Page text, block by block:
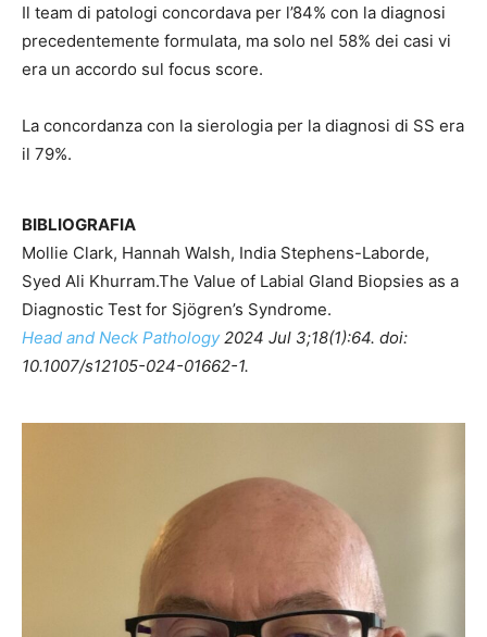
Il team di patologi concordava per l’84% con la diagnosi
precedentemente formulata, ma solo nel 58% dei casi vi
era un accordo sul focus score.
La concordanza con la sierologia per la diagnosi di SS era
il 79%.
BIBLIOGRAFIA
Mollie Clark, Hannah Walsh, India Stephens-Laborde,
Syed Ali Khurram.The Value of Labial Gland Biopsies as a
Diagnostic Test for Sjögren’s Syndrome.
Head and Neck Pathology2024 Jul 3;18(1):64. doi:
10.1007/s12105-024-01662-1.